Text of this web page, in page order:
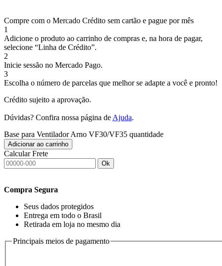
Compre com o Mercado Crédito sem cartão e pague por mês
1
Adicione o produto ao carrinho de compras e, na hora de pagar,
selecione “Linha de Crédito”.
2
Inicie sessão no Mercado Pago.
3
Escolha o número de parcelas que melhor se adapte a você e pronto!
Crédito sujeito a aprovação.
Dúvidas? Confira nossa página deAjuda.
Base para Ventilador Arno VF30/VF35 quantidade
Adicionar ao carrinho
Calcular Frete
Ok
Compra Segura
Seus dados protegidos
Entrega em todo o Brasil
Retirada em loja no mesmo dia
Principais meios de pagamento